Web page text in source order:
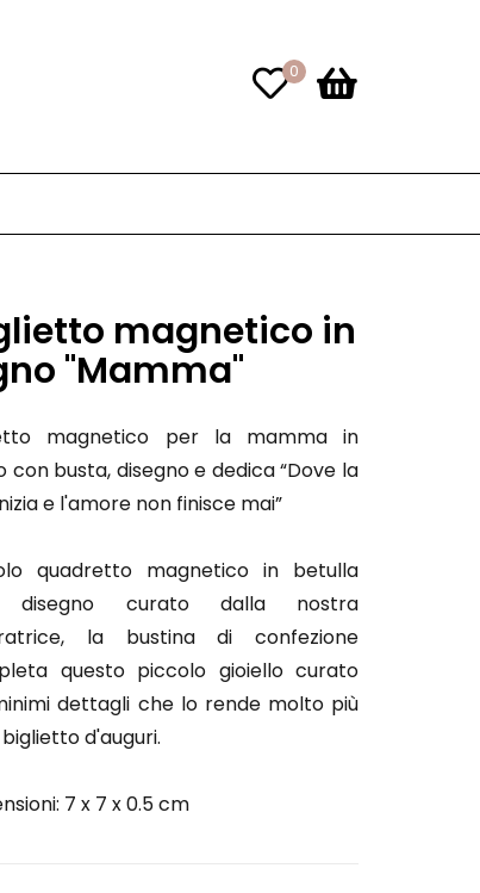
0
magnetico in
"Mamma"
magnetico per la mamma in
con busta, disegno e dedica “Dove la
e l'amore non finisce mai”
quadretto magnetico in betulla
disegno curato dalla nostra
la bustina di confezione
questo piccolo gioiello curato
dettagli che lo rende molto più
d'auguri.
7 x 7 x 0.5 cm